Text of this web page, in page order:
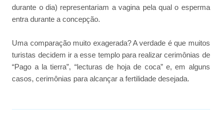
durante o dia) representariam a vagina pela qual o esperma
entra durante a concepção.
Uma comparação muito exagerada? A verdade é que muitos
turistas decidem ir a esse templo para realizar cerimônias de
“Pago a la tierra”, “lecturas de hoja de coca” e, em alguns
casos, cerimônias para alcançar a fertilidade desejada.